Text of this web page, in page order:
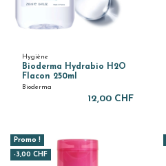
Hygiène
Bioderma Hydrabio H2O
Flacon 250ml
Bioderma
12,00 CHF
Promo !
-3,00 CHF